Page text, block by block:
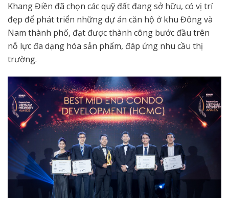
Khang Điền đã chọn các quỹ đất đang sở hữu, có vị trí
đẹp để phát triển những dự án căn hộ ở khu Đông và
Nam thành phố, đạt được thành công bước đầu trên
nỗ lực đa dạng hóa sản phẩm, đáp ứng nhu cầu thị
trường.